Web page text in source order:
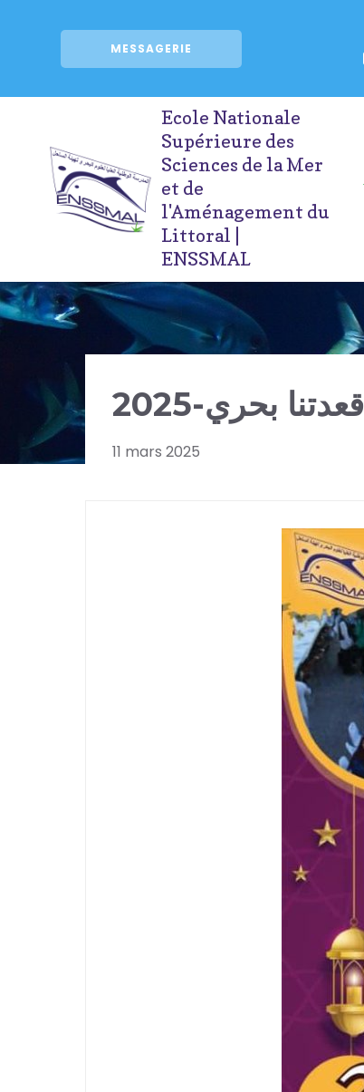
MESSAGERIE
Ecole Nationale
Supérieure des
Sciences de la Mer
et de
l'Aménagement du
Littoral |
ENSSMAL
قعدتنا بحري-2025
11 mars 2025